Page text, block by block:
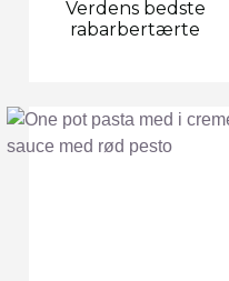
Verdens bedste
rabarbertærte